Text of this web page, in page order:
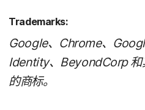
Trademarks:
Google、 Chrome、
Identity、 BeyondCorp和​
的​商标。